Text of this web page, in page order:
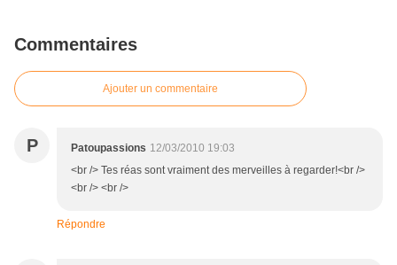
Commentaires
Ajouter un commentaire
P Patoupassions 12/03/2010 19:03
<br /> Tes réas sont vraiment des merveilles à regarder!<br />
<br /> <br />
Répondre